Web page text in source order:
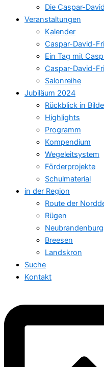
Die Caspar-
Veranstaltungen
Kalender
Caspar-David-
Ein Tag mit
Caspar-David-
Salonreihe
Jubiläum 2024
Rückblick in
Highlights
Programm
Kompendium
Wegeleitsystem
Förderprojekte
Schulmaterial
in der Region
Route der
Rügen
Neubrandenburg
Breesen
Landskron
Suche
Kontakt